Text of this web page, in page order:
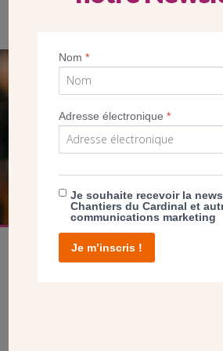
SEUL VOTRE DON
NOUS PERMET D’AGIR
FAIRE UN
Nom*
Adresse électronique*
Je souhaite recevoir la
Chantiers du Cardinal et
communications marketing
Je m’inscris !